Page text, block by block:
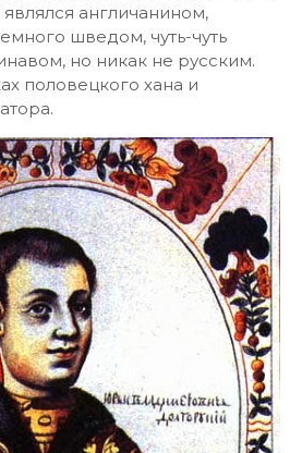
являлся англичанином,
шведом, чуть-чуть
но никак не русским.
половецкого хана и